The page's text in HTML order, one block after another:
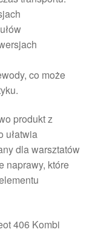
co może
produkt z
ułatwia
dla warsztatów
naprawy, które
406 Kombi